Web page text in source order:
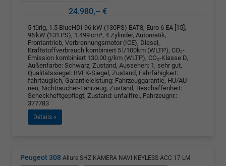
24.980,– €
5-türig, 1.5 BlueHDI 96 kW (130PS) EAT8, Euro 6 EA [15],
96 kW (131 PS), 1.499 cm³, 4 Zylinder, Automatik,
Frontantrieb, Verbrennungsmotor (ICE), Diesel,
Kraftstoffverbrauch kombiniert 5 l/100km (WLTP), CO₂-
Emission kombiniert 130.00 g/km (WLTP), CO₂-Klasse D,
Außenfarbe: Schwarz, Zustand, Aussehen: 1, sehr gut,
Qualitätssiegel: BVFK-Siegel, Zustand, Fahrfähigkeit:
fahrtauglich, Garantieleistung: Fahrzeuggarantie, HU/AU
neu, Nichtraucher-Fahrzeug, Zustand, Beschaffenheit:
Scheckheftgepflegt, Zustand: unfallfrei, Fahrzeugnr.:
377783
Details »
Peugeot 308 Allure SHZ KAMERA NAVI KEYLESS ACC 17 LM